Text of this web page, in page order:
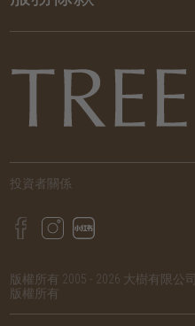
投資者關係
版權所有 2005 - 2026 大樹有限公司.
版權所有